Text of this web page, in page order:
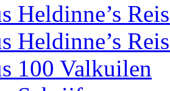
Heldinne’s
Heldinne’s
100 Valkuilen